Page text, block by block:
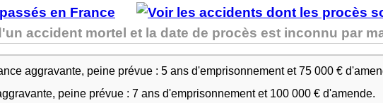
accident mortel et la date de procès est inconnu par
aggravante, peine prévue : 5 ans d'emprisonnement et 75 000 €
peine prévue : 7 ans d'emprisonnement et 100 000 € d'amende.